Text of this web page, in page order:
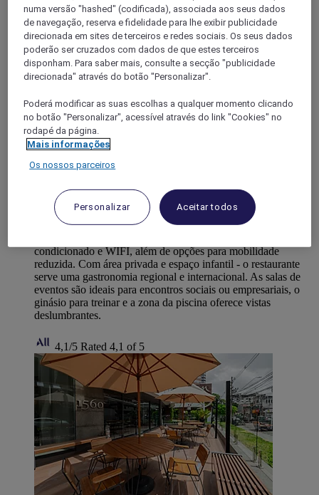
Grand Mercure Belem Do Para
Localizado no percurso da Procissão do Círio de Nazaré, o
Grand Mercure Belém do Pará é perfeito para desfrutar de
condicionado e WIFI, além de opções para mobilidade
reduzida. Com área privada e espaço infantil - o restaurante
serve uma gastronomia regional e internacional. As salas de
eventos são ideais para encontros sociais ou empresariais, o
ginásio para treinar e a zona da piscina oferece vistas
deslumbrantes.
4,1/5 Rated 4,1 of 5
numa versão "hashed" (codificada), associada aos seus dados
de navegação, reserva e fidelidade para lhe exibir publicidade
direcionada em sites de terceiros e redes sociais. Os seus dados
poderão ser cruzados com dados de que estes terceiros
disponham. Para saber mais, consulte a secção "publicidade
direcionada" através do botão "Personalizar".
Poderá modificar as suas escolhas a qualquer momento clicando
no botão "Personalizar", acessível através do link "Cookies" no
rodapé da página.
Mais informações
Os nossos parceiros
Personalizar Aceitar todos